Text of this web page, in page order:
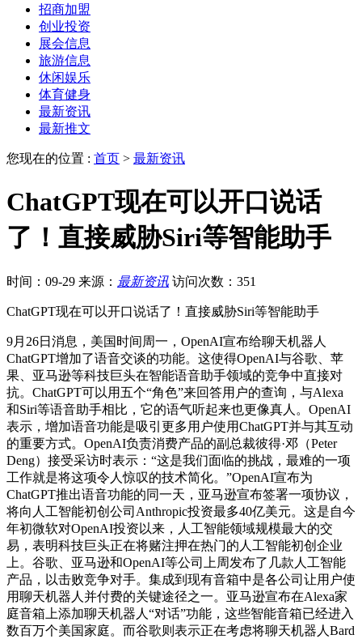
招商加盟
创业投资
展会信息
旅游信息
休闲娱乐
体育健身
最新资讯
最新推文
您现在的位置 : 首页 > 最新资讯
ChatGPT现在可以开口说话
了！直接威胁Siri等智能助手
时间：09-29 来源： 最新资讯 访问次数：351
ChatGPT现在可以开口说话了！直接威胁Siri等智能助手
9月26日消息，美国时间周一，OpenAI宣布给聊天机器人
ChatGPT增加了语音交谈的功能。这使得OpenAI与谷歌、苹
果、亚马逊等科技巨头在智能语音助手领域的竞争中直接对
抗。ChatGPT可以用五个“角色”来回答用户的查询，与Alexa
和Siri等语音助手相比，它的语气听起来也更像真人。OpenAI
表示，增加语音功能是吸引更多用户使用ChatGPT并与其互动
的重要方式。OpenAI负责消费产品的副总裁彼得·邓（Peter
Deng）接受采访时表示：“这是我们面临的挑战，最难的一项
工作就是将这项令人惊叹的技术简化。”OpenAI宣布为
ChatGPT推出语音功能的同一天，亚马逊宣布签署一项协议，
将向人工智能初创公司Anthropic投资最多40亿美元。这是自今
年初微软对OpenAI投资以来，人工智能领域规模最大的交
易，表明科技巨头正在将赌注押在热门的人工智能初创企业
上。谷歌、亚马逊和OpenAI等公司上周发布了几款人工智能
产品，以击败竞争对手。集成到现有音箱中是各公司让用户使
用聊天机器人并付费的关键途径之一。亚马逊宣布在Alexa家
庭音箱上添加聊天机器人“对话”功能，这些智能音箱已经进入
数百万个美国家庭。而谷歌则表示正在考虑将聊天机器人Bard